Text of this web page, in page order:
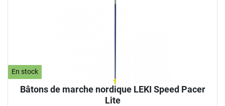
En stock
Bâtons de marche nordique LEKI Speed Pacer
Lite